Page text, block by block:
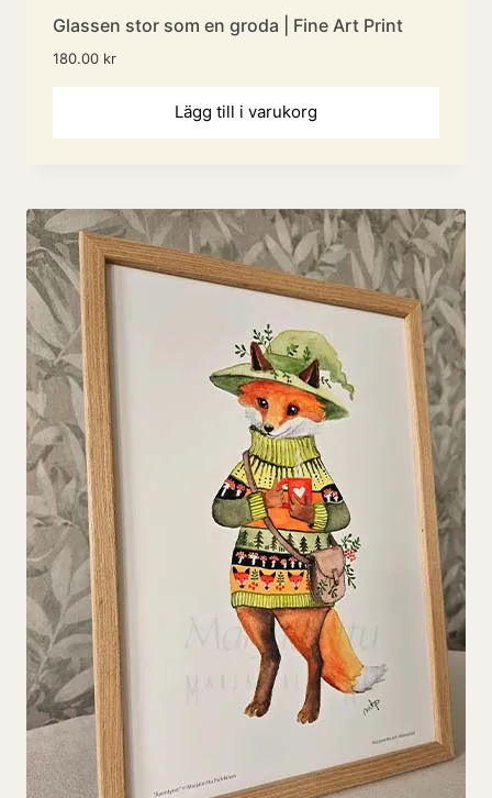
Glassen stor som en groda | Fine Art Print
180.00 kr
Lägg till i varukorg